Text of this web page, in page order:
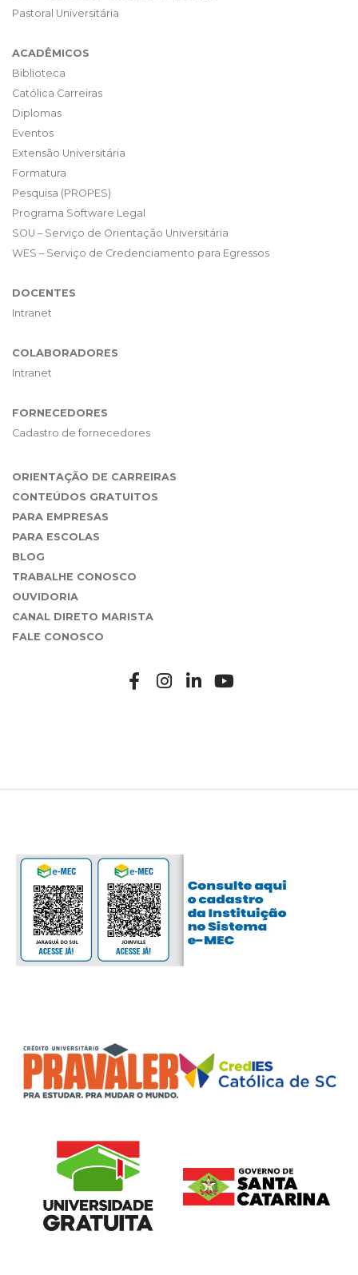
Pastoral Universitária
ACADÊMICOS
Biblioteca
Católica Carreiras
Diplomas
Eventos
Extensão Universitária
Formatura
Pesquisa (PROPES)
Programa Software Legal
SOU – Serviço de Orientação Universitária
WES – Serviço de Credenciamento para Egressos
DOCENTES
Intranet
COLABORADORES
Intranet
FORNECEDORES
Cadastro de fornecedores
ORIENTAÇÃO DE CARREIRAS
CONTEÚDOS GRATUITOS
PARA EMPRESAS
PARA ESCOLAS
BLOG
TRABALHE CONOSCO
OUVIDORIA
CANAL DIRETO MARISTA
FALE CONOSCO